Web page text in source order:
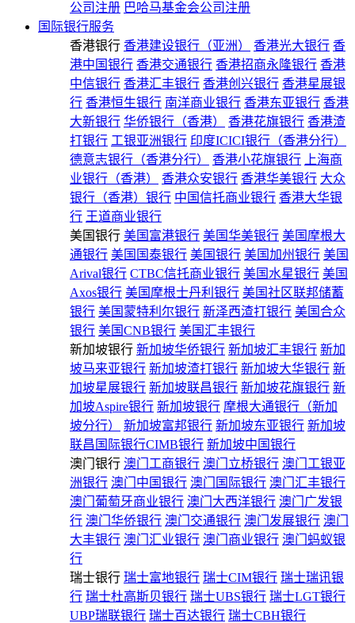
公司注册 巴哈马基金会公司注册
国际银行服务
香港银行 香港建设银行（亚洲） 香港光大银行 香
港中国银行 香港交通银行 香港招商永隆银行 香港
中信银行 香港汇丰银行 香港创兴银行 香港星展银
行 香港恒生银行 南洋商业银行 香港东亚银行 香港
大新银行 华侨银行（香港） 香港花旗银行 香港渣
打银行 工银亚洲银行 印度ICICI银行（香港分行）
德意志银行（香港分行）
香港小花旗银行
上海商
业银行（香港）
香港众安银行 香港华美银行 大众
银行（香港）银行 中国信托商业银行 香港大华银
行 王道商业银行
美国银行 美国富港银行 美国华美银行 美国摩根大
通银行 美国国泰银行 美国银行 美国加州银行 美国
Arival银行 CTBC信托商业银行 美国水星银行 美国
Axos银行 美国摩根士丹利银行 美国社区联邦储蓄
银行 美国蒙特利尔银行 新泽西渣打银行 美国合众
银行 美国CNB银行 美国汇丰银行
新加坡银行 新加坡华侨银行 新加坡汇丰银行 新加
坡马来亚银行 新加坡渣打银行 新加坡大华银行 新
加坡星展银行 新加坡联昌银行 新加坡花旗银行 新
加坡Aspire银行 新加坡银行 摩根大通银行（新加
坡分行）
新加坡富邦银行 新加坡东亚银行 新加坡
联昌国际银行CIMB银行 新加坡中国银行
澳门银行 澳门工商银行 澳门立桥银行 澳门工银亚
洲银行 澳门中国银行 澳门国际银行 澳门汇丰银行
澳门葡萄牙商业银行 澳门大西洋银行 澳门广发银
行 澳门华侨银行 澳门交通银行 澳门发展银行 澳门
大丰银行 澳门汇业银行 澳门商业银行 澳门蚂蚁银
行
瑞士银行 瑞士富地银行 瑞士CIM银行 瑞士瑞讯银
行 瑞士杜高斯贝银行 瑞士UBS银行 瑞士LGT银行
UBP瑞联银行 瑞士百达银行 瑞士CBH银行